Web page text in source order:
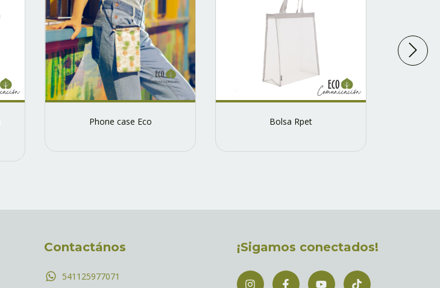
Phone case Eco Bolsa Rpet
Contactános
541125977071
¡Sigamos conectados!